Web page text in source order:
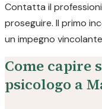
Contatta il
proseguire. Il primo
un impegno
Come capire
psicologo a